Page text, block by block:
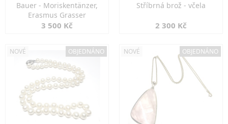
Bauer - Moriskentänzer,
Erasmus Grasser
3 500 Kč
Stříbrná brož - včela
2 300 Kč
NOVÉ OBJEDNÁNO NOVÉ OBJEDNÁNO